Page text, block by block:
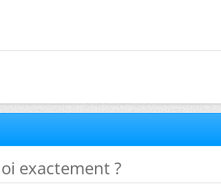
exactement ?